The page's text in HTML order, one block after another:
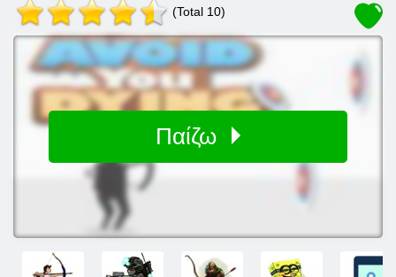
(Total 10)
Παίζω